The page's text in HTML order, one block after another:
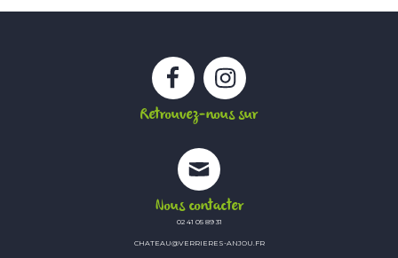
Retrouvez-nous sur
FacebookInstagram
Nous contacter
02 41 05 89 31
CHATEAU@VERRIERES-ANJOU.FR